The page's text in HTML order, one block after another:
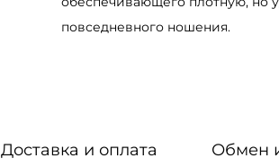
повседневного ношения.
Доставка и оплата Обмен